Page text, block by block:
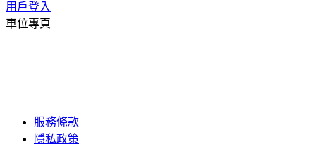
用戶登入
車位專頁
服務條款
隱私政策